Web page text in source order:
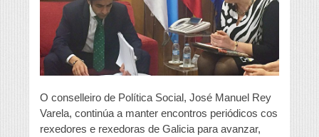
fogar
en
Castro
Caldelas
O conselleiro de Política Social, José Manuel Rey
Varela, continúa a manter encontros periódicos cos
rexedores e rexedoras de Galicia para avanzar,